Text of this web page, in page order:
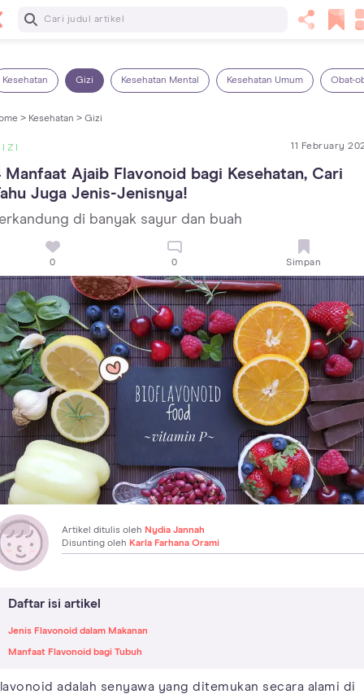
Baca Selanjutnya
Kesehatan Gizi Kesehatan Mental Kesehatan Umum Obat-
> Kesehatan > Gizi
11 February
Manfaat Ajaib Flavonoid bagi Kesehatan, Cari
Juga Jenis-Jenisnya!
di banyak sayur dan buah
0 0 Simpan
Artikel ditulis oleh Nydia Jannah
Disunting oleh Karla Farhana Orami
Daftar isi artikel
Jenis Flavonoid dalam Makanan
Manfaat Flavonoid bagi Tubuh
adalah senyawa yang ditemukan secara alami di